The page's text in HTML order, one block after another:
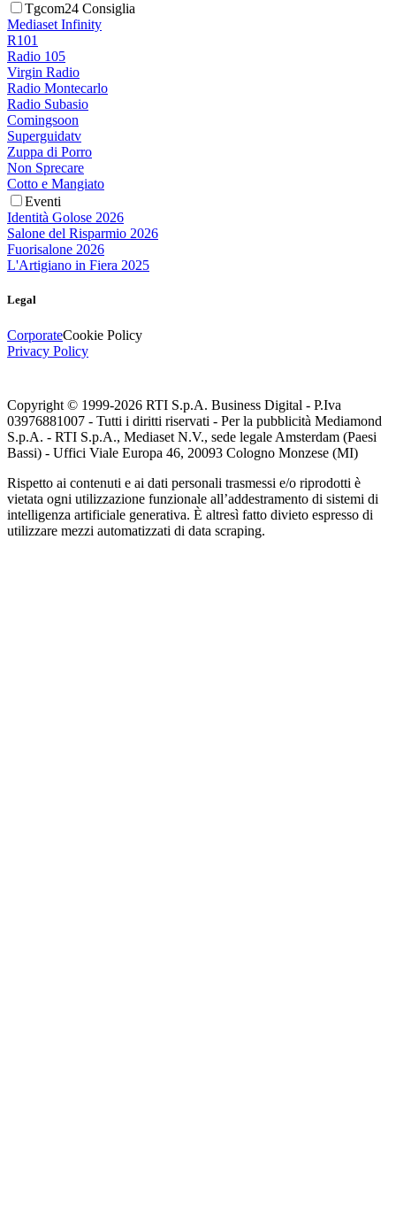
Tgcom24 Consiglia
Mediaset Infinity
R101
Radio 105
Virgin Radio
Radio Montecarlo
Radio Subasio
Comingsoon
Superguidatv
Zuppa di Porro
Non Sprecare
Cotto e Mangiato
Eventi
Identità Golose 2026
Salone del Risparmio 2026
Fuorisalone 2026
L'Artigiano in Fiera 2025
Legal
CorporateCookie Policy
Privacy Policy
Copyright © 1999-2026 RTI S.p.A. Business Digital - P.Iva
03976881007 - Tutti i diritti riservati - Per la pubblicità Mediamond
S.p.A. - RTI S.p.A., Mediaset N.V., sede legale Amsterdam (Paesi
Bassi) - Uffici Viale Europa 46, 20093 Cologno Monzese (MI)
Rispetto ai contenuti e ai dati personali trasmessi e/o riprodotti è
vietata ogni utilizzazione funzionale all’addestramento di sistemi di
intelligenza artificiale generativa. È altresì fatto divieto espresso di
utilizzare mezzi automatizzati di data scraping.